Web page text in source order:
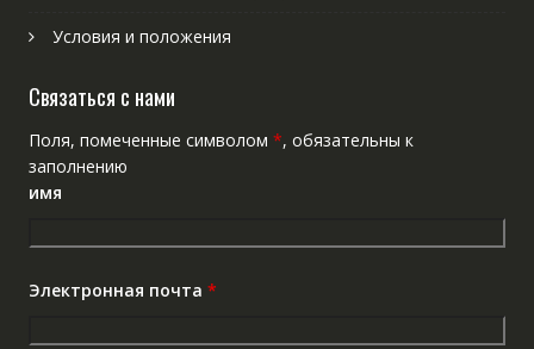
Условия и положения
Связаться с нами
Поля, помеченные символом *, обязательны к
заполнению
имя
Электронная почта *